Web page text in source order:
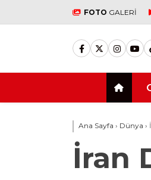
FOTO GALERİ
Ana Sayfa › Dünya ›
İran